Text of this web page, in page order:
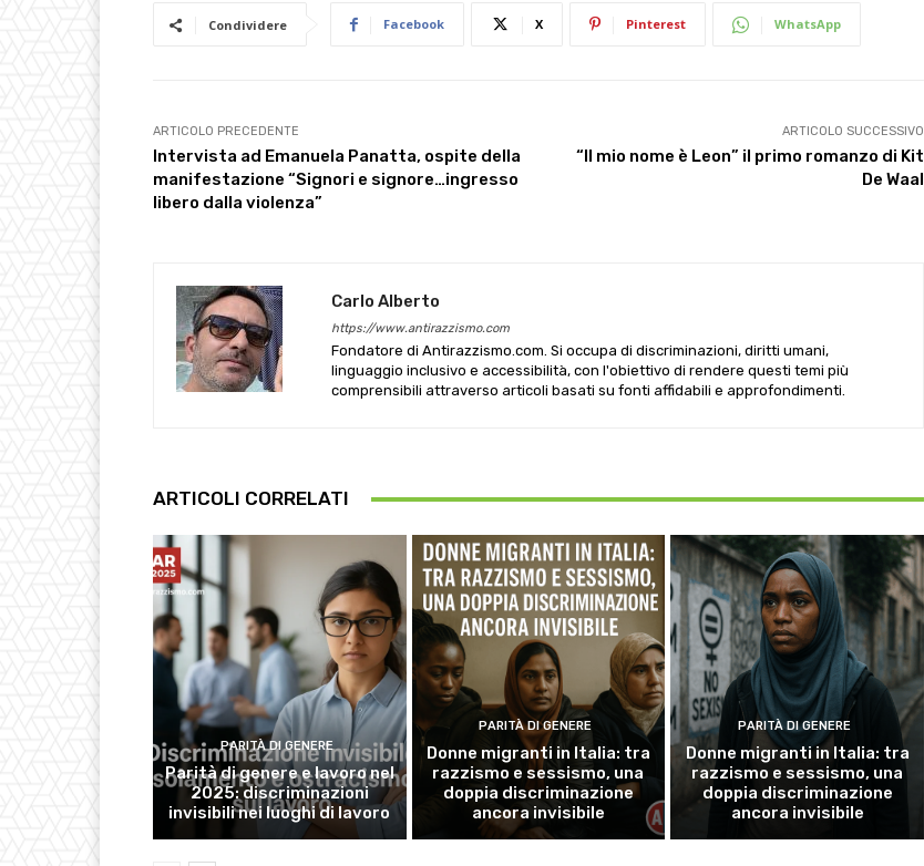
Condividere Facebook X Pinterest WhatsApp
ARTICOLO PRECEDENTE
Intervista ad Emanuela Panatta, ospite della
manifestazione “Signori e signore…ingresso
libero dalla violenza”
ARTICOLO SUCCESSIVO
“Il mio nome è Leon” il primo romanzo di Kit
De Waal
Carlo Alberto
https://www.antirazzismo.com
Fondatore di Antirazzismo.com. Si occupa di discriminazioni, diritti umani,
linguaggio inclusivo e accessibilità, con l'obiettivo di rendere questi temi più
comprensibili attraverso articoli basati su fonti affidabili e approfondimenti.
ARTICOLI CORRELATI
PARITÀ DI GENERE
Parità di genere e lavoro nel
2025: discriminazioni
invisibili nei luoghi di lavoro
PARITÀ DI GENERE
Donne migranti in Italia: tra
razzismo e sessismo, una
doppia discriminazione
ancora invisibile
PARITÀ DI GENERE
Donne migranti in Italia: tra
razzismo e sessismo, una
doppia discriminazione
ancora invisibile